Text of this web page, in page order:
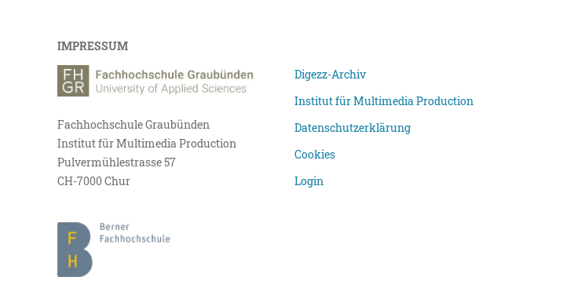
IMPRESSUM
Fachhochschule Graubünden
Institut für Multimedia Production
Pulvermühlestrasse 57
CH-7000 Chur
Digezz-Archiv
Institut für Multimedia Production
Datenschutzerklärung
Cookies
Login